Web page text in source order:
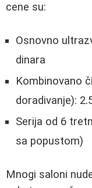
cene su:
Osnovno
dinara
Kombinovano
doradivanje):
Serija od 6
sa popustom)
Mnogi saloni